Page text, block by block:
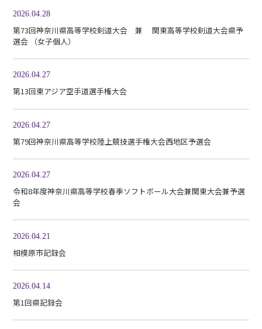
2026.04.28
第73回神奈川県高等学校剣道大会 兼 関東高等学校剣道大会県予
選会 （女子個人）
2026.04.27
第13回東アジア空手道選手権大会
2026.04.27
第79回神奈川県高等学校陸上競技選手権大会西地区予選会
2026.04.27
令和8年度神奈川県高等学校春季ソフトボール大会兼関東大会兼予選
会
2026.04.21
相模原市記録会
2026.04.14
第1回県記録会